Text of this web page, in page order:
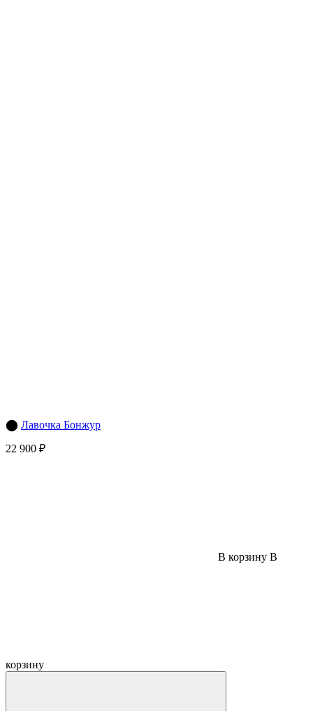
⬤ Лавочка Бонжур
22 900 ₽
В корзину В
корзину